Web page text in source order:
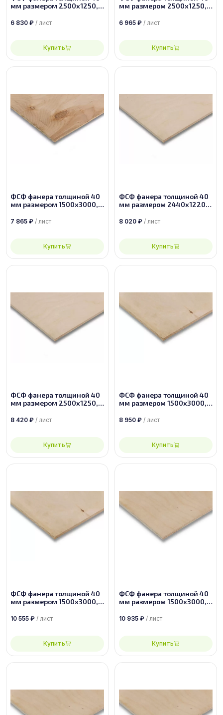
мм размером 2500х1250,
6 830 ₽ / лист
Купить
мм размером 2500х1250,
6 965 ₽ / лист
Купить
ФСФ фанера толщиной 40
мм размером 1500х3000,
7 865 ₽ / лист
Купить
ФСФ фанера толщиной 40
мм размером 2440х1220,
8 020 ₽ / лист
Купить
ФСФ фанера толщиной 40
мм размером 2500х1250,
8 420 ₽ / лист
Купить
ФСФ фанера толщиной 40
мм размером 1500х3000,
8 950 ₽ / лист
Купить
ФСФ фанера толщиной 40
мм размером 1500х3000,
10 555 ₽ / лист
Купить
ФСФ фанера толщиной 40
мм размером 1500х3000,
10 935 ₽ / лист
Купить